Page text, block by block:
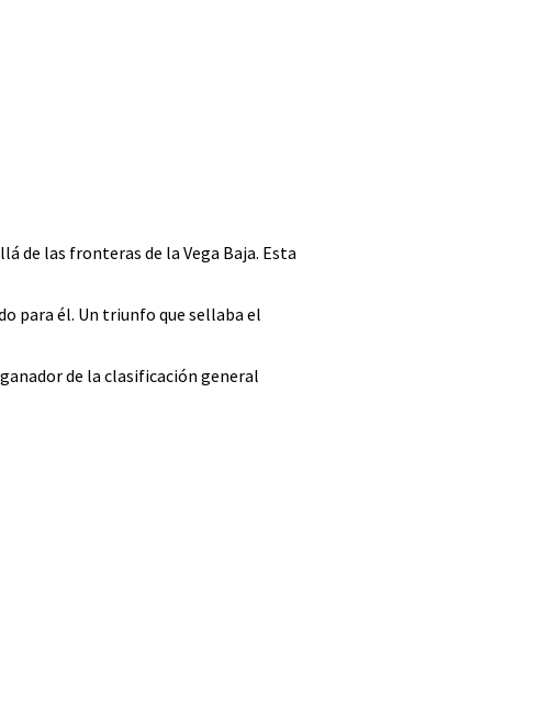
de las fronteras de la Vega Baja. Esta
para él. Un triunfo que sellaba el
de la clasificación general